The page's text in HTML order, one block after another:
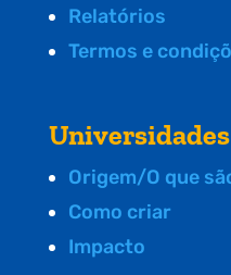
Relatórios
Termos e
Origem/O que
Como criar
Impacto